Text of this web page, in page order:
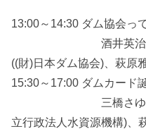
13:00～14:30 ダム協会っ
酒井英治((財)日
((財)日本ダム協会)、萩原
15:30～17:00 ダムカード
三橋さゆり(市原
立行政法人水資源機構)、